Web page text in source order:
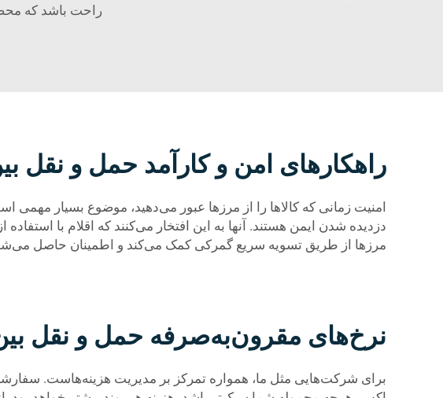
راحت باشد که
راهکارهای امن و کارآمد حمل و نقل
امنیت زمانی که کالاها را از مرزها عبور می‌دهید، موضوع بسیار
دزدیده شدن ایمن هستند. آنها به این افتخار می‌کنند که اقلام با
مرزها از طریق تسویه سریع گمرکی کمک می‌کند و اطمینان حاصل
نرخ‌های مقرون‌به‌صرفه حمل و نقل
برای شرکت‌هایی مثل ما، همواره تمرکز بر مدیریت هزینه‌هاست.